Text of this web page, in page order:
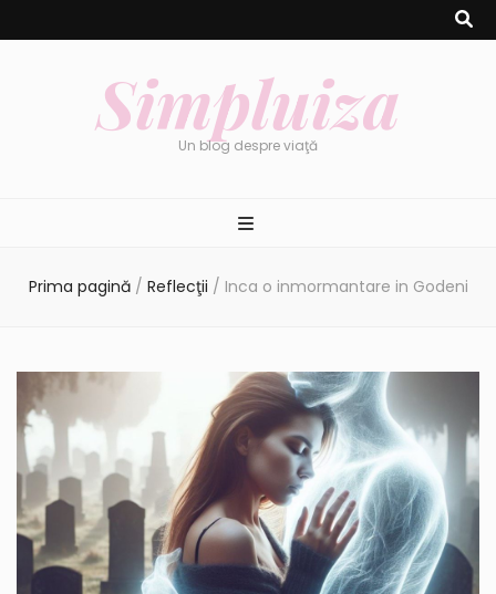
Simpluiza
Un blog despre viaţă
Prima pagină / Reflecţii / Inca o inmormantare in Godeni